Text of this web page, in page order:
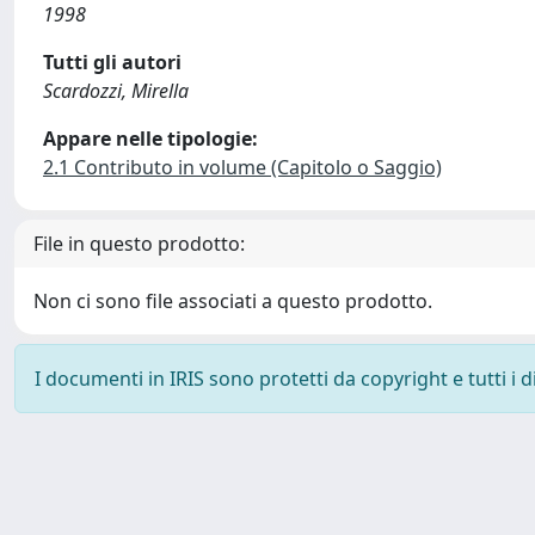
1998
Tutti gli autori
Scardozzi, Mirella
Appare nelle tipologie:
2.1 Contributo in volume (Capitolo o Saggio)
File in questo prodotto:
Non ci sono file associati a questo prodotto.
I documenti in IRIS sono protetti da copyright e tutti i